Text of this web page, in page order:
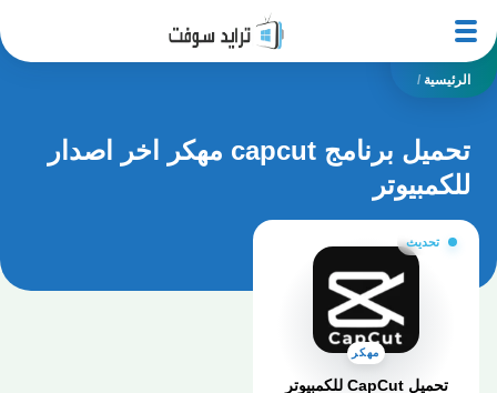
الرئيسية /
تحميل برنامج capcut مهكر اخر اصدار
للكمبيوتر
تحديث
مهكر
تحميل CapCut للكمبيوتر